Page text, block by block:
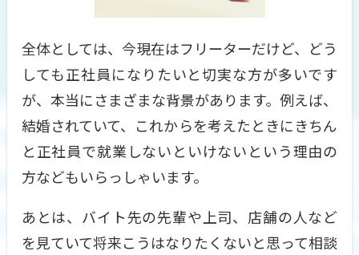
全体としては、今現在はフリーターだけど、どう
しても正社員になりたいと切実な方が多いです
が、本当にさまざまな背景があります。例えば、
結婚されていて、これからを考えたときにきちん
と正社員で就業しないといけないという理由の
方などもいらっしゃいます。
あとは、バイト先の先輩や上司、店舗の人など
を見ていて将来こうはなりたくないと思って相談